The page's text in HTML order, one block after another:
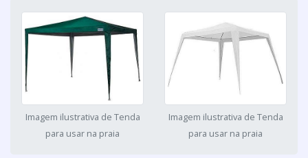
Imagem ilustrativa de Tenda
para usar na praia
Imagem ilustrativa de Tenda
para usar na praia